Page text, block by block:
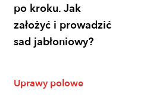
po kroku. Jak
założyć i prowadzić
sad jabłoniowy?
Uprawy polowe